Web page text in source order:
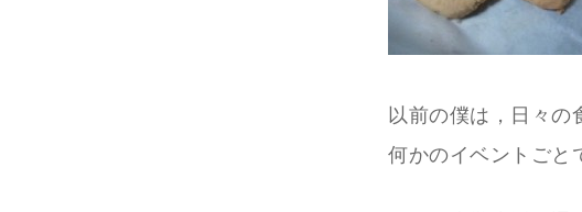
以前の僕は，日々の
何かのイベントごと